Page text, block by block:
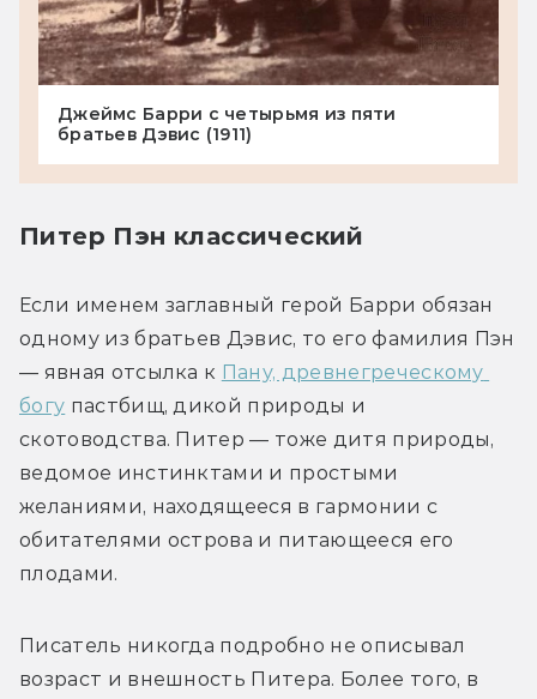
Джеймс Барри с четырьмя из пяти
братьев Дэвис (1911)
Питер Пэн классический
Если именем заглавный герой Барри обязан
одному из братьев Дэвис, то его фамилия Пэн
— явная отсылка к Пану, древнегреческому
богу пастбищ, дикой природы и
скотоводства. Питер — тоже дитя природы,
ведомое инстинктами и простыми
желаниями, находящееся в гармонии с
обитателями острова и питающееся его
плодами.
Писатель никогда подробно не описывал
возраст и внешность Питера. Более того, в